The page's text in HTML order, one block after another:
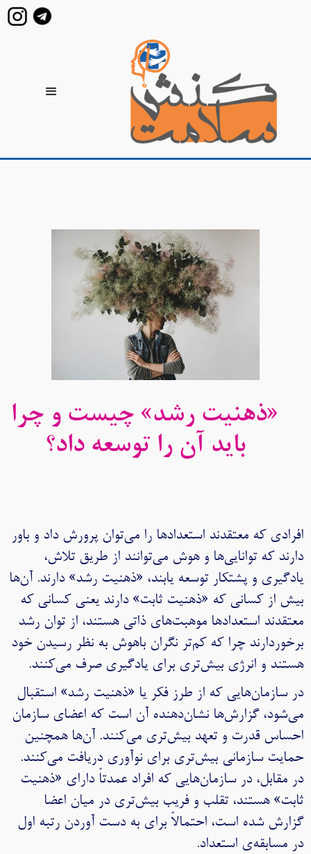
«ذهنیت رشد» چیست و چرا
باید آن را توسعه داد؟
افرادی که معتقدند استعدادها را می‌توان پرورش داد و باور
دارند که توانایی‌ها و هوش می‌توانند از طریق تلاش،
یادگیری و پشتکار توسعه یابند، «ذهنیت رشد» دارند. آن‌ها
بیش از کسانی که «ذهنیت ثابت» دارند یعنی کسانی که
معتقدند استعدادها موهبت‌های ذاتی هستند، از توان رشد
برخوردارند چرا که کم‌تر نگران باهوش به نظر رسیدن خود
هستند و انرژی بیش‌تری برای یادگیری صرف می‌کنند.
در سازمان‌هایی که از طرز فکر یا «ذهنیت رشد» استقبال
می‌شود، گزارش‌ها نشان‌دهنده آن است که اعضای سازمان
احساس قدرت و تعهد بیش‌تری می‌کنند. آن‌ها همچنین
حمایت سازمانی بیش‌تری برای نوآوری دریافت می‌کنند.
در مقابل، در سازمان‌هایی که افراد عمدتاً دارای «ذهنیت
ثابت» هستند، تقلب و فریب بیش‌تری در میان اعضا
گزارش شده است، احتمالاً برای به دست آوردن رتبه اول
در مسابقه‌ی استعداد.